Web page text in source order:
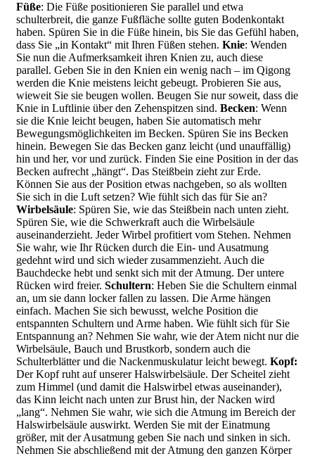
Füße: Die Füße positionieren Sie parallel und etwa
schulterbreit, die ganze Fußfläche sollte guten Bodenkontakt
haben. Spüren Sie in die Füße hinein, bis Sie das Gefühl haben,
dass Sie „in Kontakt“ mit Ihren Füßen stehen. Knie: Wenden
Sie nun die Aufmerksamkeit ihren Knien zu, auch diese
parallel. Geben Sie in den Knien ein wenig nach – im Qigong
werden die Knie meistens leicht gebeugt. Probieren Sie aus,
wieweit Sie sie beugen wollen. Beugen Sie nur soweit, dass die
Knie in Luftlinie über den Zehenspitzen sind. Becken: Wenn
sie die Knie leicht beugen, haben Sie automatisch mehr
Bewegungsmöglichkeiten im Becken. Spüren Sie ins Becken
hinein. Bewegen Sie das Becken ganz leicht (und unauffällig)
hin und her, vor und zurück. Finden Sie eine Position in der das
Becken aufrecht „hängt“. Das Steißbein zieht zur Erde.
Können Sie aus der Position etwas nachgeben, so als wollten
Sie sich in die Luft setzen? Wie fühlt sich das für Sie an?
Wirbelsäule: Spüren Sie, wie das Steißbein nach unten zieht.
Spüren Sie, wie die Schwerkraft auch die Wirbelsäule
auseinanderzieht. Jeder Wirbel profitiert vom Stehen. Nehmen
Sie wahr, wie Ihr Rücken durch die Ein- und Ausatmung
gedehnt wird und sich wieder zusammenzieht. Auch die
Bauchdecke hebt und senkt sich mit der Atmung. Der untere
Rücken wird freier. Schultern: Heben Sie die Schultern einmal
an, um sie dann locker fallen zu lassen. Die Arme hängen
einfach. Machen Sie sich bewusst, welche Position die
entspannten Schultern und Arme haben. Wie fühlt sich für Sie
Entspannung an? Nehmen Sie wahr, wie der Atem nicht nur die
Wirbelsäule, Bauch und Brustkorb, sondern auch die
Schulterblätter und die Nackenmuskulatur leicht bewegt. Kopf:
Der Kopf ruht auf unserer Halswirbelsäule. Der Scheitel zieht
zum Himmel (und damit die Halswirbel etwas auseinander),
das Kinn leicht nach unten zur Brust hin, der Nacken wird
„lang“. Nehmen Sie wahr, wie sich die Atmung im Bereich der
Halswirbelsäule auswirkt. Werden Sie mit der Einatmung
größer, mit der Ausatmung geben Sie nach und sinken in sich.
Nehmen Sie abschließend mit der Atmung den ganzen Körper